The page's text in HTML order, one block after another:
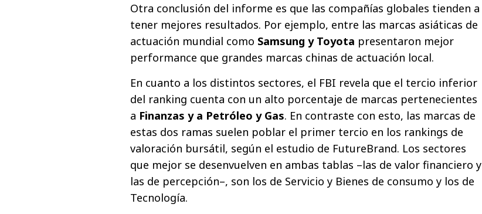
Otra conclusión del informe es que las compañías globales tienden a
tener mejores resultados. Por ejemplo, entre las marcas asiáticas de
actuación mundial como Samsung y Toyota presentaron mejor
performance que grandes marcas chinas de actuación local.
En cuanto a los distintos sectores, el FBI revela que el tercio inferior
del ranking cuenta con un alto porcentaje de marcas pertenecientes
a Finanzas y a Petróleo y Gas. En contraste con esto, las marcas de
estas dos ramas suelen poblar el primer tercio en los rankings de
valoración bursátil, según el estudio de FutureBrand. Los sectores
que mejor se desenvuelven en ambas tablas –las de valor financiero y
las de percepción–, son los de Servicio y Bienes de consumo y los de
Tecnología.